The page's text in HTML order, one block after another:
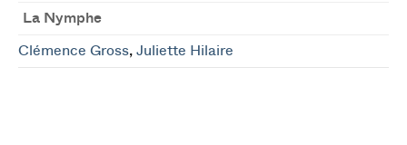
La Nymphe
Clémence Gross, Juliette Hilaire